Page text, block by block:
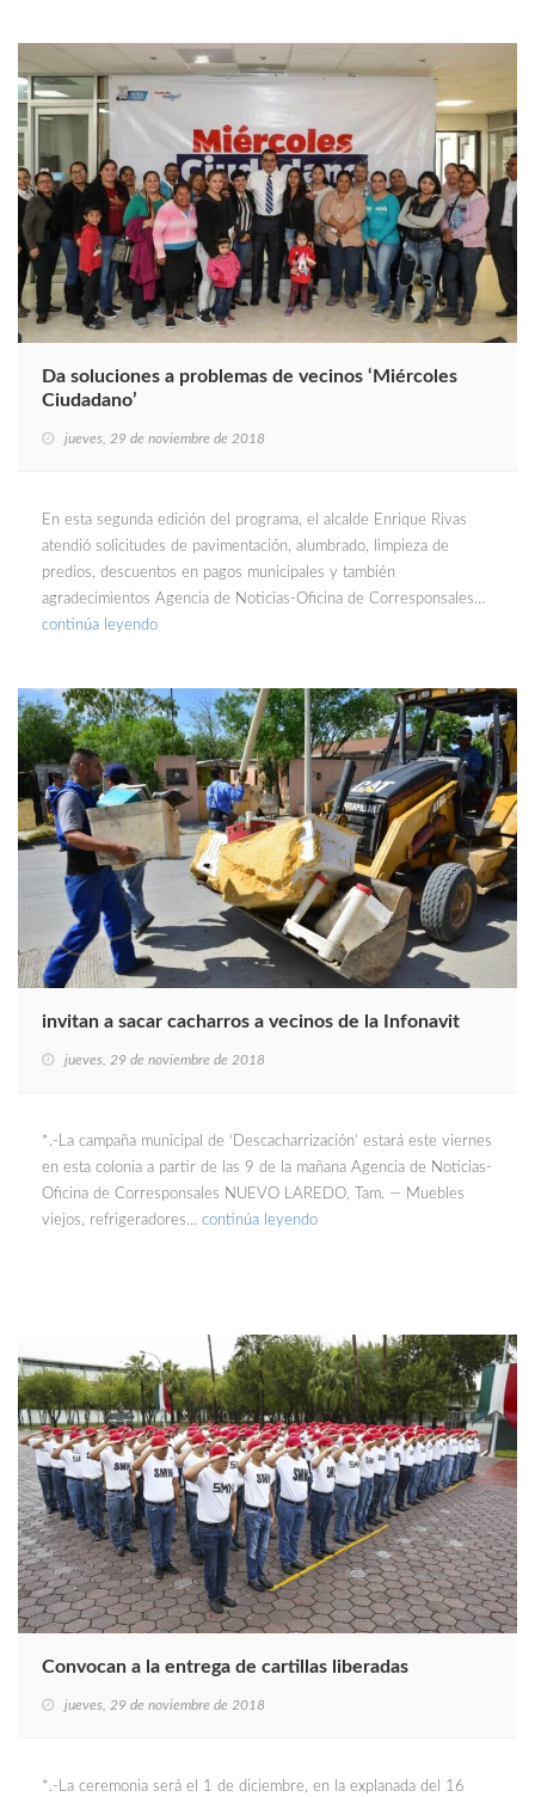
Da soluciones a problemas de vecinos ‘Miércoles
Ciudadano’
jueves, 29 de noviembre de 2018
En esta segunda edición del programa, el alcalde Enrique Rivas
atendió solicitudes de pavimentación, alumbrado, limpieza de
predios, descuentos en pagos municipales y también
agradecimientos Agencia de Noticias-Oficina de Corresponsales…
continúa leyendo
invitan a sacar cacharros a vecinos de la Infonavit
jueves, 29 de noviembre de 2018
*.-La campaña municipal de ‘Descacharrización’ estará este viernes
en esta colonia a partir de las 9 de la mañana Agencia de Noticias-
Oficina de Corresponsales NUEVO LAREDO, Tam. — Muebles
viejos, refrigeradores… continúa leyendo
Convocan a la entrega de cartillas liberadas
jueves, 29 de noviembre de 2018
*.-La ceremonia será el 1 de diciembre, en la explanada del 16